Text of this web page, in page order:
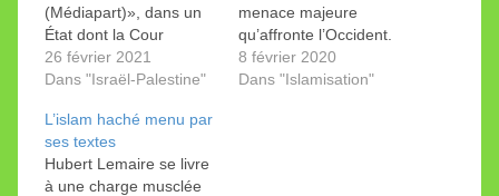
(Médiapart)», dans un
État dont la Cour
suprême compte
plusieurs juges arabes
de 14 députés arabes
siège à la Knesset. Par
Liliane Messika.
26 février 2021
Dans "Israël-Palestine"
menace majeure
qu’affronte l’Occident.
Dans les réseaux
sociaux les échanges
8 février 2020
Dans "Islamisation"
L’islam haché menu par
ses textes
Hubert Lemaire se livre
à une charge musclée